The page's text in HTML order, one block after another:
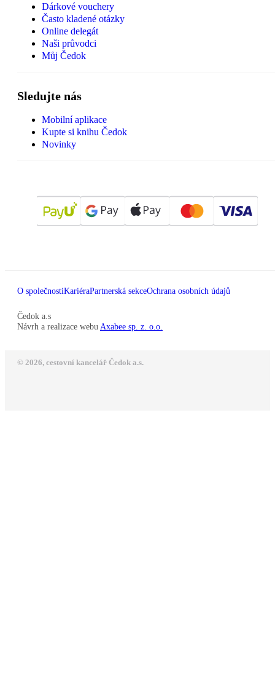
Dárkové vouchery
Často kladené otázky
Online delegát
Naši průvodci
Můj Čedok
Sledujte nás
Mobilní aplikace
Kupte si knihu Čedok
Novinky
O společnostiKariéraPartnerská sekceOchrana osobních údajů
Čedok a.s
Návrh a realizace webu Axabee sp. z. o.o.
© 2026, cestovní kancelář Čedok a.s.